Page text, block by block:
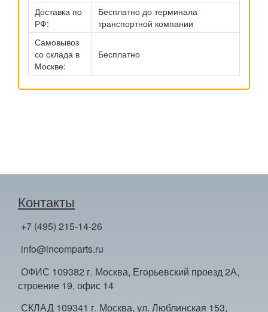
Доставка по
РФ:
Бесплатно до терминала
транспортной компании
Самовывоз
со склада в
Москве:
Бесплатно
Контакты
+7 (495) 215-14-26
info@incomparts.ru
ОФИС 109382 г. Москва, Егорьевский проезд 2А,
строение 19, офис 14
СКЛАД 109341 г. Москва, ул. Люблинская 153,